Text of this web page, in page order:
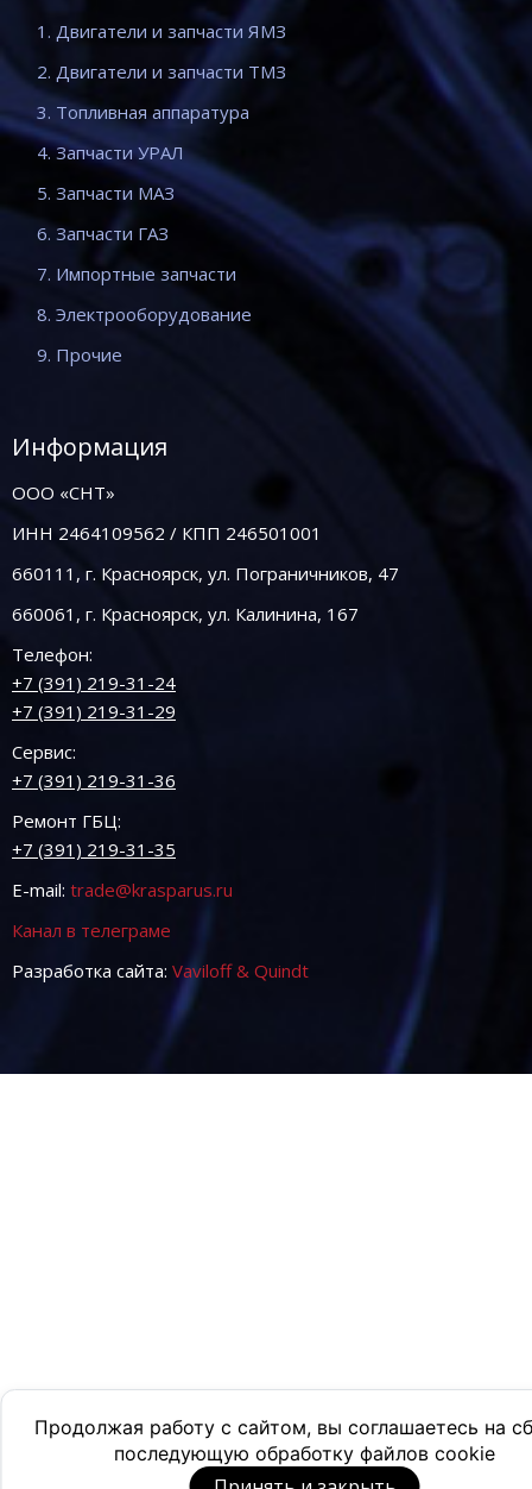
Продолжая работу с сайтом, вы соглашаетесь на
последующую обработку файлов cookie
1. Двигатели и запчасти ЯМЗ
2. Двигатели и запчасти ТМЗ
3. Топливная аппаратура
4. Запчасти УРАЛ
5. Запчасти МАЗ
6. Запчасти ГАЗ
7. Импортные запчасти
8. Электрооборудование
9. Прочие
Информация
ООО «СНТ»
ИНН 2464109562 / КПП 246501001
660111, г. Красноярск, ул. Пограничников, 47
660061, г. Красноярск, ул. Калинина, 167
Телефон:
+7 (391) 219-31-24
+7 (391) 219-31-29
Сервис:
+7 (391) 219-31-36
Ремонт ГБЦ:
+7 (391) 219-31-35
E-mail: trade@krasparus.ru
Канал в телеграме
Разработка сайта: Vaviloff & Quindt